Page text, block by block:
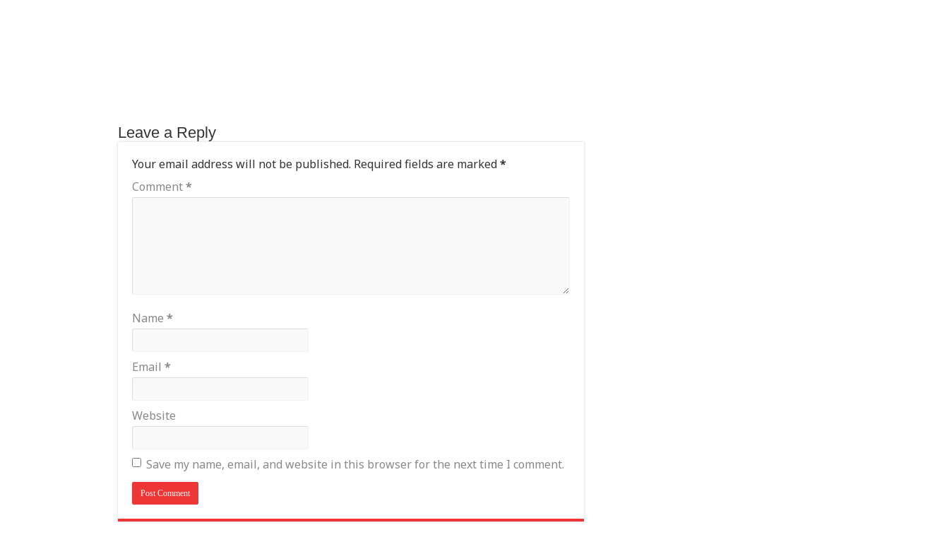
Leave a Reply
Your email address will not be published. Required fields are marked*
Comment*
Name *
Email *
Website
Save my name, email, and website in this browser for the next time I comment.